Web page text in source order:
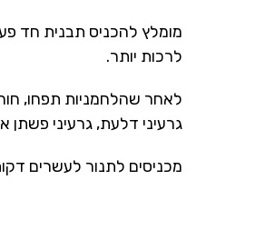
מומלץ להכניס תבנית חד
לרכות יותר.
לאחר שהלחמניות תפחו,
גרעיני דלעת, גרעיני פשתן
מכניסים לתנור לעשרים